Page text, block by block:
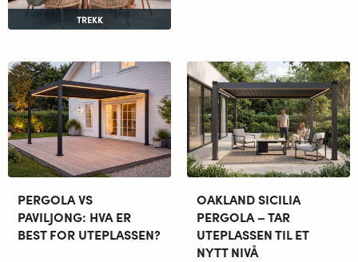
TREKK
PERGOLA VS
PAVILJONG: HVA ER
BEST FOR UTEPLASSEN?
OAKLAND SICILIA
PERGOLA – TAR
UTEPLASSEN TIL ET
NYTT NIVÅ